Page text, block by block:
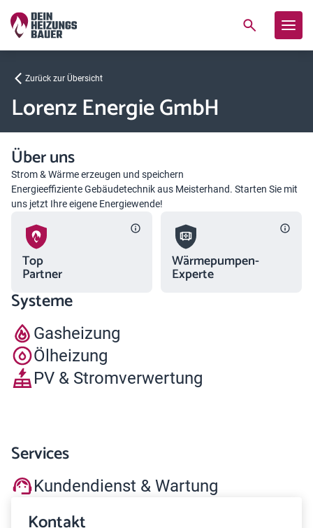
Zurück zur Übersicht
Lorenz Energie GmbH
Über uns
Strom & Wärme erzeugen und speichern
Energieeffiziente Gebäudetechnik aus Meisterhand. Starten Sie mit
uns jetzt Ihre eigene Energiewende!
Top
Partner
Wärmepumpen-
Experte
Systeme
Gasheizung
Ölheizung
PV & Stromverwertung
Services
Kundendienst & Wartung